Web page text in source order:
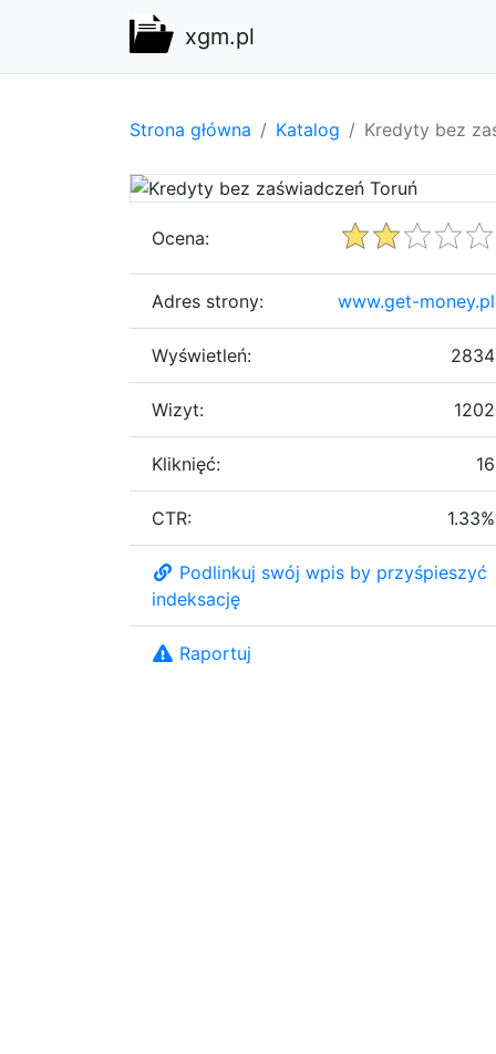
xgm.pl
Strona główna Katalog Kredyty bez
Ocena:
Adres strony: www.get-money.pl
Wyświetleń: 2834
Wizyt: 1202
Kliknięć: 16
CTR: 1.33%
Podlinkuj swój wpis by przyśpieszyć
indeksację
Raportuj